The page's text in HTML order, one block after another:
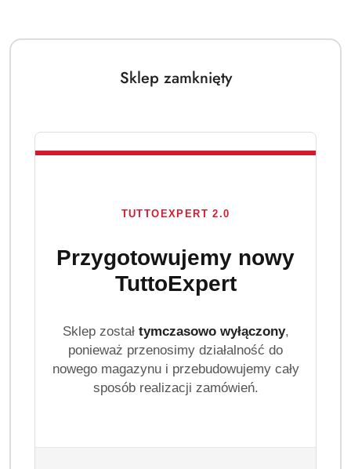
Sklep zamknięty
TUTTOEXPERT 2.0
Przygotowujemy nowy
TuttoExpert
Sklep został tymczasowo wyłączony,
ponieważ przenosimy działalność do
nowego magazynu i przebudowujemy cały
sposób realizacji zamówień.